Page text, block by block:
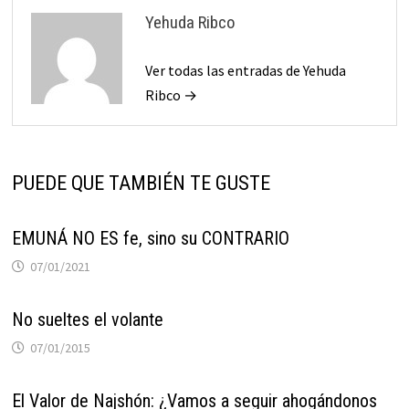
Yehuda Ribco
Ver todas las entradas de Yehuda
Ribco →
PUEDE QUE TAMBIÉN TE GUSTE
EMUNÁ NO ES fe, sino su CONTRARIO
07/01/2021
No sueltes el volante
07/01/2015
El Valor de Najshón: ¿Vamos a seguir ahogándonos